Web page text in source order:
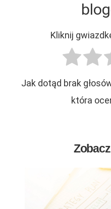
Kliknij
Jak dotąd brak
która